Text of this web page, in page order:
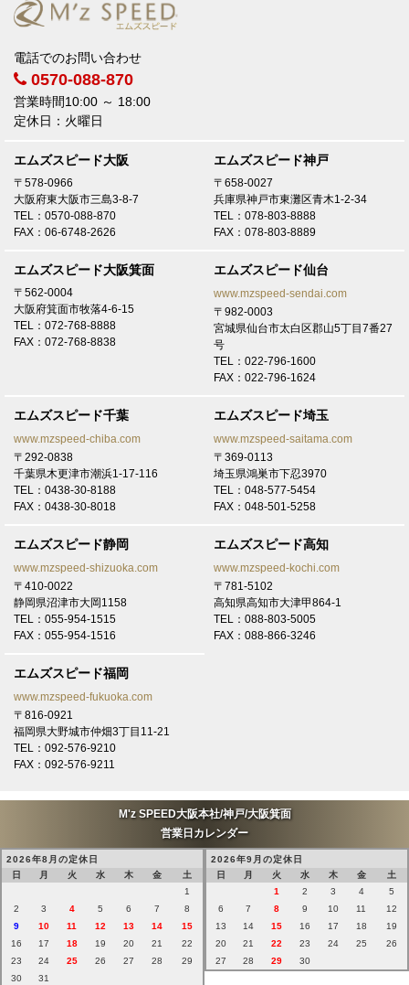
2026/7/18
大阪 U様
2026/7/18
奈良 O様
トヨタ クラウンスポーツにてご契約頂き有難うございます！
2026/7/15
大阪 T様
トヨタ VOXYにてご契約頂き有難うございます！
2026/7/15
2026/7/13
和歌山 N様
トヨタ シエンタにてご契約頂き有難うございます！
トヨタ プリウスにてご契約頂き有難うございます！
2026/7/6
大阪 法人A御中
トヨタ RAV4にてご契約頂き有難うございます！
大阪 A様
LEXUS RXにてご契約頂き有難うございます！
2026/6/30
奈良 K様
トヨタ ヴェルファイアにてご契約頂き有難うございます！
2026/6/25
大阪 F様
トヨタ VOXYにてご契約頂き有難うございます！
2026/6/25
奈良 K様
トヨタ ハリアーにてご契約頂き有難うございます！
2026/6/22
2026/6/19
大阪 法人E御中
電話でのお問い合わせ
0570-088-870
営業時間10:00 ～ 18:00
定休日：火曜日
エムズスピード大阪
〒578-0966
大阪府東大阪市三島3-8-7
TEL：0570-088-870
FAX：06-6748-2626
エムズスピード神戸
〒658-0027
兵庫県神戸市東灘区青木1-2-34
TEL：078-803-8888
FAX：078-803-8889
エムズスピード大阪箕面
〒562-0004
大阪府箕面市牧落4-6-15
TEL：072-768-8888
FAX：072-768-8838
エムズスピード仙台
www.mzspeed-sendai.com
〒982-0003
宮城県仙台市太白区郡山5丁目7番27
号
TEL：022-796-1600
FAX：022-796-1624
エムズスピード千葉
www.mzspeed-chiba.com
〒292-0838
千葉県木更津市潮浜1-17-116
TEL：0438-30-8188
FAX：0438-30-8018
エムズスピード埼玉
www.mzspeed-saitama.com
〒369-0113
埼玉県鴻巣市下忍3970
TEL：048-577-5454
FAX：048-501-5258
エムズスピード静岡
www.mzspeed-shizuoka.com
〒410-0022
静岡県沼津市大岡1158
TEL：055-954-1515
FAX：055-954-1516
エムズスピード高知
www.mzspeed-kochi.com
〒781-5102
高知県高知市大津甲864-1
TEL：088-803-5005
FAX：088-866-3246
エムズスピード福岡
www.mzspeed-fukuoka.com
〒816-0921
福岡県大野城市仲畑3丁目11-21
TEL：092-576-9210
FAX：092-576-9211
M'z SPEED大阪本社/神戸/大阪箕面
営業日カレンダー
2026年8月の定休日
日
月 火 水 木 金
土
1
2
3 4 5 6 7
8
9
10 11 12 13 14
15
16
17 18 19 20 21
22
23
24 25 26 27 28
29
30
31
2026年9月の定休日
日
月 火 水 木 金
土
1
2 3 4
5
6
7 8 9 10 11
12
13
14 15 16 17 18
19
20
21 22 23 24 25
26
27
28 29 30